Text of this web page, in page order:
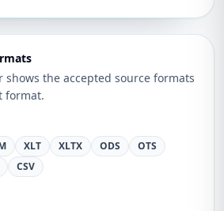
shows the accepted source formats
format.
XLT XLTX ODS
OTS
CSV